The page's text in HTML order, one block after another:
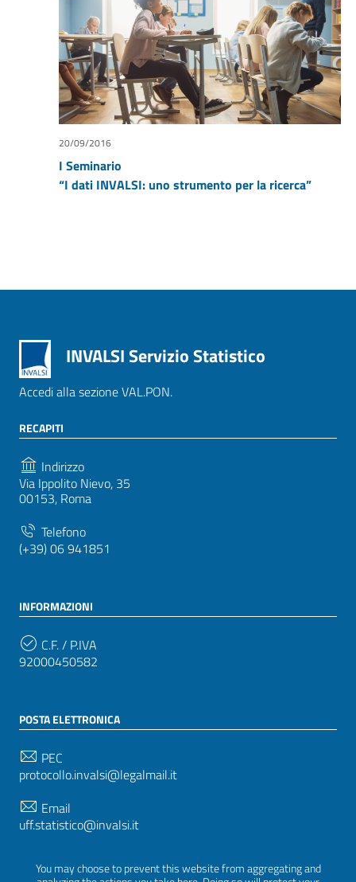
You may choose to prevent this website from aggregating and
I Seminario
“I dati INVALSI: uno strumento per la ricerca”
20/09/2016
INVALSI Servizio Statistico
Accedi alla sezione VAL.PON.
RECAPITI
Indirizzo
Via Ippolito Nievo, 35
00153, Roma
Telefono
(+39) 06 941851
INFORMAZIONI
C.F. / P.IVA
92000450582
POSTA ELETTRONICA
PEC
protocollo.invalsi@legalmail.it
Email
uff.statistico@invalsi.it
restituzione.dati@invalsi.it